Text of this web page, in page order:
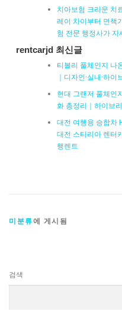
치아보험 크라운 치
레이 차이부터 면책
험 전문 행정사가
rentcarjd 최신글
티볼리 풀체인지 나
｜디자인·실내·하
현대 그랜저 풀체인
화 총정리｜하이브
대전 여행용 승합차
대전 스타리아 렌터
행렌트
미분류에 게시됨
검색